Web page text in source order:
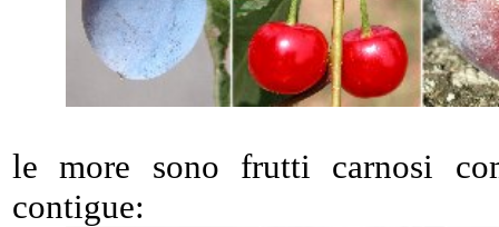
le more sono frutti carnosi
contigue: